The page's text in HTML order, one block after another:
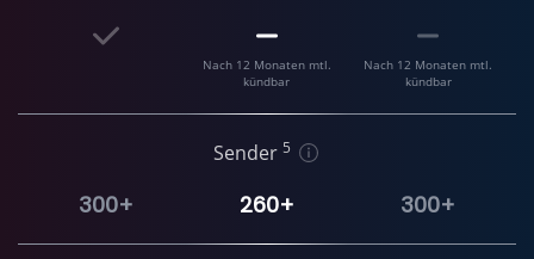
Nach 12 Monaten mtl.
kündbar
Nach 12 Monaten mtl.
kündbar
Sender 5
300+ 260+ 300+